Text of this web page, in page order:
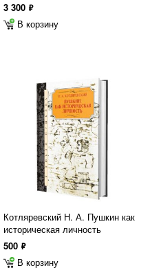
3 300 ф
В корзину
Котляревский Н. А. Пушкин как
историческая личность
500 ф
В корзину